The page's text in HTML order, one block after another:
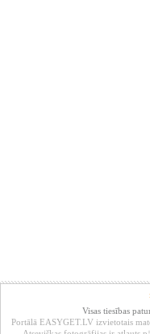
Visas tiesības
Portālā EASYGET.LV izvietotais